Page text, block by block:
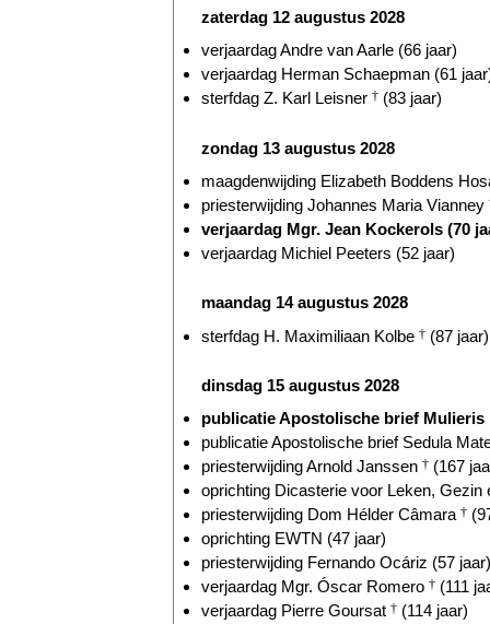
zaterdag 12 augustus 2028
verjaardag Andre van Aarle (66 jaar)
verjaardag Herman Schaepman (61
sterfdag Z. Karl Leisner † (83 jaar)
zondag 13 augustus 2028
maagdenwijding Elizabeth Boddens
priesterwijding Johannes Maria Vianney
verjaardag Mgr. Jean Kockerols (70
verjaardag Michiel Peeters (52 jaar)
maandag 14 augustus 2028
sterfdag H. Maximiliaan Kolbe † (87 jaar)
dinsdag 15 augustus 2028
publicatie Apostolische brief Mulieris
publicatie Apostolische brief Sedula
priesterwijding Arnold Janssen † (167
oprichting Dicasterie voor Leken, Gezin
priesterwijding Dom Hélder Câmara †
oprichting EWTN (47 jaar)
priesterwijding Fernando Ocáriz (57 jaar)
verjaardag Mgr. Óscar Romero † (111
verjaardag Pierre Goursat † (114 jaar)